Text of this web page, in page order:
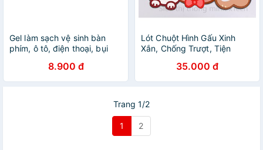
Gel làm sạch vệ sinh bàn
phím, ô tô, điện thoại, bụi
8.900 đ
Lót Chuột Hình Gấu Xinh
Xắn, Chống Trượt, Tiện
Hàng Có Sẵn35.000 đ
Trang 1/2
1 2